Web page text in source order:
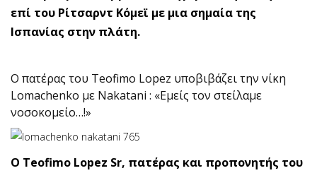
επί του Ρίτσαρντ Κόμεϊ με μια σημαία της
Ισπανίας στην πλάτη.
Ο πατέρας του Teofimo Lopez υποβιβάζει την νίκη
Lomachenko με Nakatani : «Εμείς τον στείλαμε
νοσοκομείο…!»
Ο Teofimo Lopez Sr, πατέρας και προπονητής του